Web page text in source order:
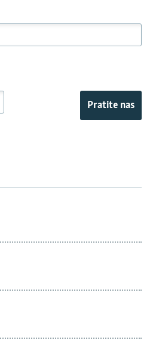
Pratite nas